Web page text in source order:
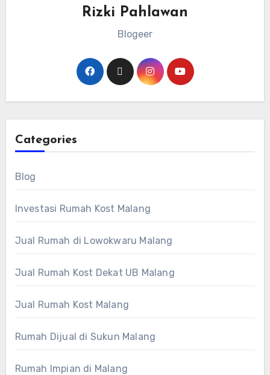
Rizki Pahlawan
Blogeer
Categories
Blog
Investasi Rumah Kost Malang
Jual Rumah di Lowokwaru Malang
Jual Rumah Kost Dekat UB Malang
Jual Rumah Kost Malang
Rumah Dijual di Sukun Malang
Rumah Impian di Malang